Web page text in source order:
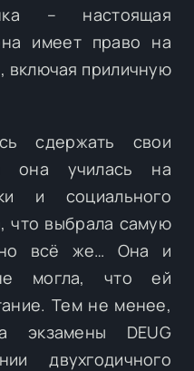
– настоящая
имеет право на
приличную
сдержать свои
она училась на
и социального
что выбрала самую
но всё же… Она и
могла, что ей
Тем не менее,
экзамены DEUG
двухгодичного